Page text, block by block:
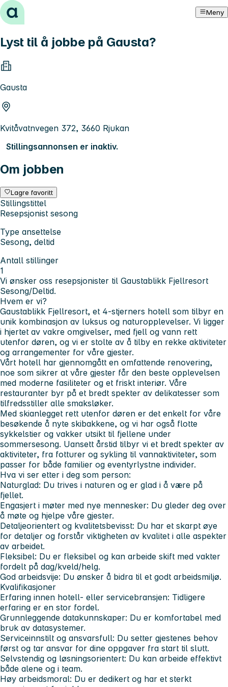
Hopp til innhold Meny
Lyst til å jobbe på Gausta?
Gausta
Kvitåvatnvegen 372, 3660 Rjukan
Stillingsannonsen er inaktiv.
Om jobben
Lagre favoritt
Stillingstittel
Resepsjonist sesong
Type ansettelse
Sesong, deltid
Antall stillinger
1
Vi ønsker oss resepsjonister til Gaustablikk Fjellresort
Sesong/Deltid.
Hvem er vi?
Gaustablikk Fjellresort, et 4-stjerners hotell som tilbyr en
unik kombinasjon av luksus og naturopplevelser. Vi ligger
i hjertet av vakre omgivelser, med fjell og vann rett
utenfor døren, og vi er stolte av å tilby en rekke aktiviteter
og arrangementer for våre gjester.
Vårt hotell har gjennomgått en omfattende renovering,
noe som sikrer at våre gjester får den beste opplevelsen
med moderne fasiliteter og et friskt interiør. Våre
restauranter byr på et bredt spekter av delikatesser som
tilfredsstiller alle smaksløker.
Med skianlegget rett utenfor døren er det enkelt for våre
besøkende å nyte skibakkene, og vi har også flotte
sykkelstier og vakker utsikt til fjellene under
sommersesong. Uansett årstid tilbyr vi et bredt spekter av
aktiviteter, fra fotturer og sykling til vannaktiviteter, som
passer for både familier og eventyrlystne individer.
Hva vi ser etter i deg som person:
Naturglad: Du trives i naturen og er glad i å være på
fjellet.
Engasjert i møter med nye mennesker: Du gleder deg over
å møte og hjelpe våre gjester.
Detaljeorientert og kvalitetsbevisst: Du har et skarpt øye
for detaljer og forstår viktigheten av kvalitet i alle aspekter
av arbeidet.
Fleksibel: Du er fleksibel og kan arbeide skift med vakter
fordelt på dag/kveld/helg.
God arbeidsvije: Du ønsker å bidra til et godt arbeidsmiljø.
Kvalifikasjoner
Erfaring innen hotell- eller servicebransjen: Tidligere
erfaring er en stor fordel.
Grunnleggende datakunnskaper: Du er komfortabel med
bruk av datasystemer.
Serviceinnstilt og ansvarsfull: Du setter gjestenes behov
først og tar ansvar for dine oppgaver fra start til slutt.
Selvstendig og løsningsorientert: Du kan arbeide effektivt
både alene og i team.
Høy arbeidsmoral: Du er dedikert og har et sterkt